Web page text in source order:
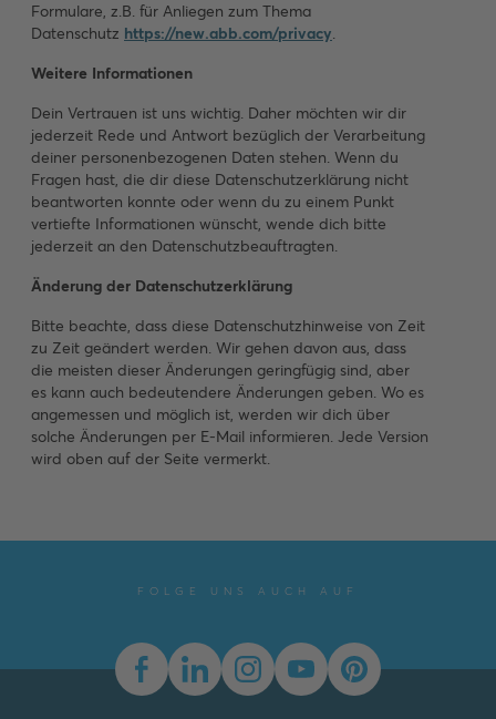
Formulare, z.B. für Anliegen zum Thema
Datenschutz https://new.abb.com/privacy.
Weitere Informationen
Dein Vertrauen ist uns wichtig. Daher möchten wir dir
jederzeit Rede und Antwort bezüglich der Verarbeitung
deiner personenbezogenen Daten stehen. Wenn du
Fragen hast, die dir diese Datenschutzerklärung nicht
beantworten konnte oder wenn du zu einem Punkt
vertiefte Informationen wünscht, wende dich bitte
jederzeit an den Datenschutzbeauftragten.
Änderung der Datenschutzerklärung
Bitte beachte, dass diese Datenschutzhinweise von Zeit
zu Zeit geändert werden. Wir gehen davon aus, dass
die meisten dieser Änderungen geringfügig sind, aber
es kann auch bedeutendere Änderungen geben. Wo es
angemessen und möglich ist, werden wir dich über
solche Änderungen per E-Mail informieren. Jede Version
wird oben auf der Seite vermerkt.
FOLGE UNS AUCH AUF